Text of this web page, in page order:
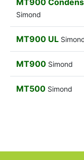
Simond
MT900 UL
MT900 Simond
MT500 Simond